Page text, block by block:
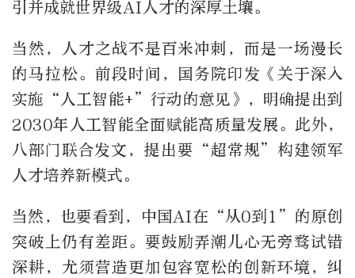
引并成就世界级AI人才的深厚土壤。
当然，人才之战不是百米冲刺，而是一场漫长
的马拉松。前段时间，国务院印发《关于深入
实施“人工智能+”行动的意见》，明确提出到
2030年人工智能全面赋能高质量发展。此外，
八部门联合发文，提出要“超常规”构建领军
人才培养新模式。
当然，也要看到，中国AI在“从0到1”的原创
突破上仍有差距。要鼓励弄潮儿心无旁骛试错
深耕，尤须营造更加包容宽松的创新环境，纠